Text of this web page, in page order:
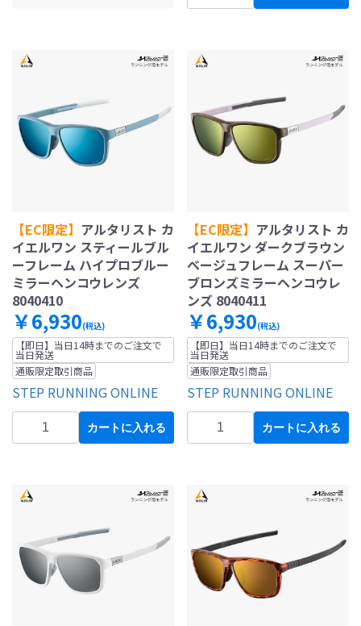
【EC限定】 アルタリスト カ
イエルワン スティールブル
ーフレーム ハイプロブルー
ミラーヘンコウレンズ
8040410
￥6,930(税込)
【即日】当日14時までのご注文で
当日発送
通販限定取引商品
STEP RUNNING ONLINE
カートに入れる
【EC限定】 アルタリスト カ
イエルワン ダークブラウン
ベージュフレーム スーパー
ブロンズミラーヘンコウレ
ンズ 8040411
￥6,930(税込)
【即日】当日14時までのご注文で
当日発送
通販限定取引商品
STEP RUNNING ONLINE
カートに入れる